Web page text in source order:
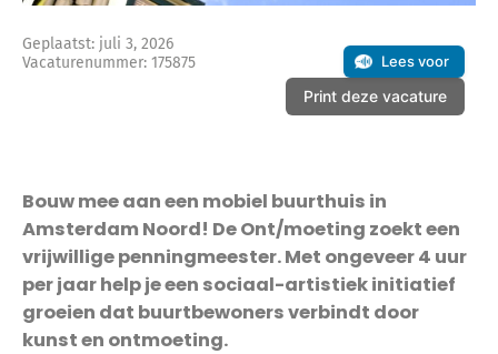
Geplaatst: juli 3, 2026
Vacaturenummer: 175875
Print deze vacature
Lees voor
Bouw mee aan een mobiel buurthuis in
Amsterdam Noord! De Ont/moeting zoekt een
vrijwillige penningmeester. Met ongeveer 4 uur
per jaar help je een sociaal-artistiek initiatief
groeien dat buurtbewoners verbindt door
kunst en ontmoeting.